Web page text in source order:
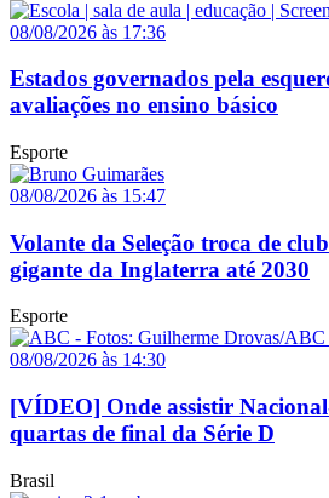
08/08/2026 às 17:36
Estados governados pela
avaliações no ensino básico
Esporte
08/08/2026 às 15:47
Volante da Seleção troca de
gigante da Inglaterra até 2030
Esporte
08/08/2026 às 14:30
[VÍDEO] Onde assistir
quartas de final da Série D
Brasil